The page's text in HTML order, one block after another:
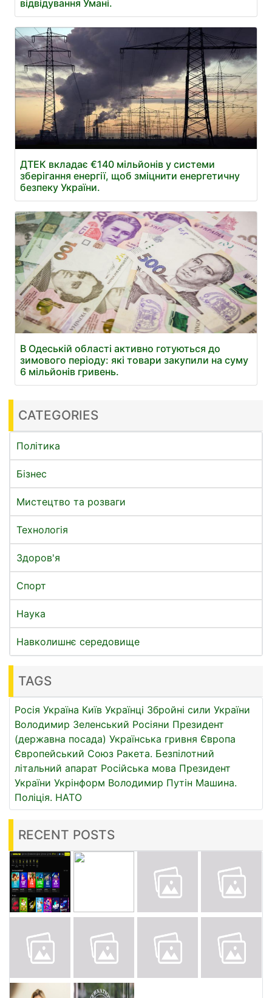
відвідування Умані.
ДТЕК вкладає €140 мільйонів у системи
зберігання енергії, щоб зміцнити енергетичну
безпеку України.
В Одеській області активно готуються до
зимового періоду: які товари закупили на суму
6 мільйонів гривень.
CATEGORIES
Політика
Бізнес
Мистецтво та розваги
Технологія
Здоров'я
Спорт
Наука
Навколишнє середовище
TAGS
Росія Україна Київ Українці Збройні сили України
Володимир Зеленський Росіяни Президент
(державна посада) Українська гривня Європа
Європейський Союз Ракета. Безпілотний
літальний апарат Російська мова Президент
України Укрінформ Володимир Путін Машина.
Поліція. НАТО
RECENT POSTS